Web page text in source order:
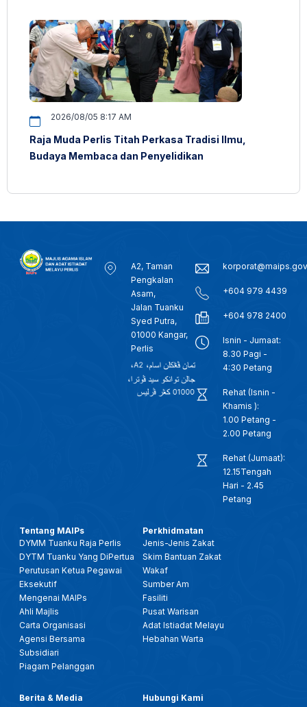
2026/08/05 8:17 AM
Raja Muda Perlis Titah Perkasa Tradisi Ilmu,
Budaya Membaca dan Penyelidikan
A2, Taman
Pengkalan
Asam,
Jalan Tuanku
Syed Putra,
01000 Kangar,
Perlis
+604 979 4439
+604 978 2400
Isnin - Jumaat:
8.30 Pagi -
4:30 Petang
Rehat (Isnin -
Khamis ):
1.00 Petang -
2.00 Petang
Rehat (Jumaat):
12.15Tengah
Hari - 2.45
Petang
Tentang MAIPs
DYMM Tuanku Raja Perlis
DYTM Tuanku Yang DiPertua
Perutusan Ketua Pegawai
Eksekutif
Mengenai MAIPs
Ahli Majlis
Carta Organisasi
Agensi Bersama
Subsidiari
Piagam Pelanggan
Perkhidmatan
Jenis-Jenis Zakat
Skim Bantuan Zakat
Wakaf
Sumber Am
Fasiliti
Pusat Warisan
Adat Istiadat Melayu
Hebahan Warta
Berita & Media
Hubungi Kami